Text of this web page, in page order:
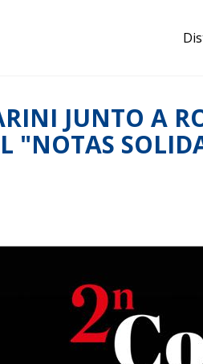
JUNTO A
"NOTAS